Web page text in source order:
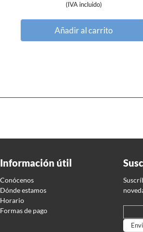
(IVA incluido)
Añadir al carrito
Información útil
Conócenos
Dónde estamos
Horario
Formas de pago